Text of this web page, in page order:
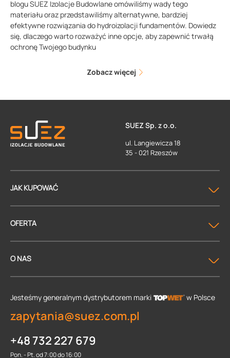
blogu SUEZ Izolacje Budowlane omówiliśmy wady tego
materiału oraz przedstawiliśmy alternatywne, bardziej
efektywne rozwiązania do hydroizolacji fundamentów. Dowiedz
się, dlaczego warto rozważyć inne opcje, aby zapewnić trwałą
ochronę Twojego budynku
Zobacz więcej
SUEZ Sp. z o.o.
ul. Langiewicza 18
35 - 021 Rzeszów
JAK KUPOWAĆ
OFERTA
O NAS
Jesteśmy generalnym dystrybutorem marki w Polsce
zapytania@suez.com.pl
+48 732 227 679
Pon. - Pt. od 7:00 do 16:00